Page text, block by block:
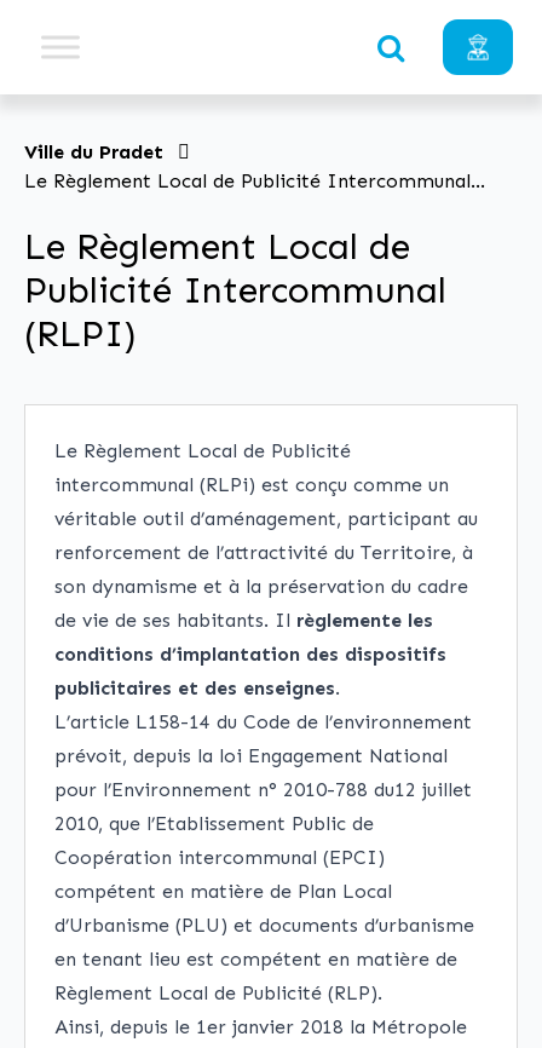
Ville du Pradet
Le Règlement Local de Publicité Intercommunal
Le Règlement Local de
Publicité Intercommunal
(RLPI)
Le Règlement Local de Publicité
intercommunal (RLPi) est conçu comme un
véritable outil d’aménagement, participant au
renforcement de l’attractivité du Territoire, à
son dynamisme et à la préservation du cadre
de vie de ses habitants. Il règlemente les
conditions d’implantation des dispositifs
publicitaires et des enseignes.
L’article L158-14 du Code de l’environnement
prévoit, depuis la loi Engagement National
pour l’Environnement n° 2010-788 du12 juillet
2010, que l’Etablissement Public de
Coopération intercommunal (EPCI)
compétent en matière de Plan Local
d’Urbanisme (PLU) et documents d’urbanisme
en tenant lieu est compétent en matière de
Règlement Local de Publicité (RLP).
Ainsi, depuis le 1er janvier 2018 la Métropole